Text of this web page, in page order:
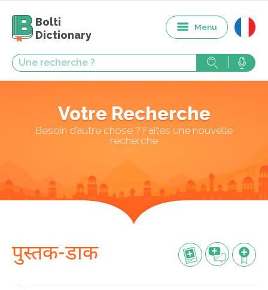
Bolti
Dictionary
Menu
Votre Recherche
Besoin d’autre chose ? Faites une nouvelle
recherche
पुस्तक-डाक